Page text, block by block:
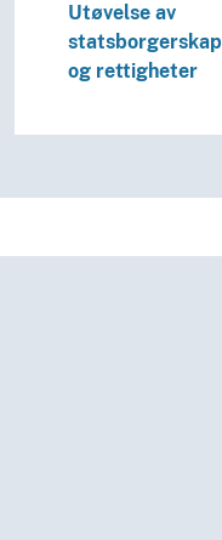
Utøvelse av
statsborgerskap
og rettigheter